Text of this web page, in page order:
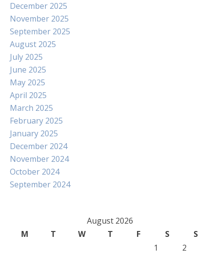
December 2025
November 2025
September 2025
August 2025
July 2025
June 2025
May 2025
April 2025
March 2025
February 2025
January 2025
December 2024
November 2024
October 2024
September 2024
August 2026
M
T W T F S
S
1
2